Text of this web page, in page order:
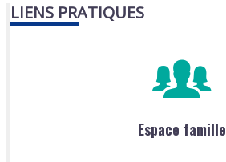
LIENS PRATIQUES
Espace famille